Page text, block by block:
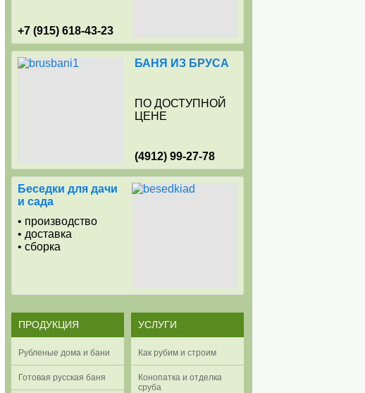
+7 (915) 618-43-23
БАНЯ ИЗ БРУСА
ПО ДОСТУПНОЙ
ЦЕНЕ
(4912) 99-27-78
Беседки для дачи
и сада
• производство
• доставка
• сборка
ПРОДУКЦИЯ
Рубленые дома и бани
Готовая русская баня
УСЛУГИ
Как рубим и строим
Конопатка и отделка
сруба